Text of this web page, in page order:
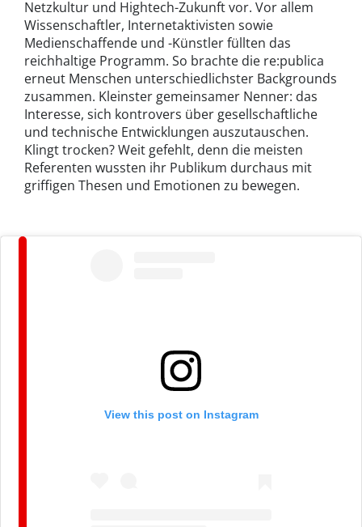
Netzkultur und Hightech-Zukunft vor. Vor allem
Wissenschaftler, Internetaktivisten sowie
Medienschaffende und -Künstler füllten das
reichhaltige Programm. So brachte die re:publica
erneut Menschen unterschiedlichster Backgrounds
zusammen. Kleinster gemeinsamer Nenner: das
Interesse, sich kontrovers über gesellschaftliche
und technische Entwicklungen auszutauschen.
Klingt trocken? Weit gefehlt, denn die meisten
Referenten wussten ihr Publikum durchaus mit
griffigen Thesen und Emotionen zu bewegen.
View this post on Instagram